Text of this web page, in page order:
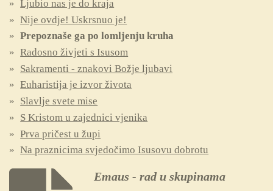
Ljubio nas je do kraja
Nije ovdje! Uskrsnuo je!
Prepoznaše ga po lomljenju kruha
Radosno živjeti s Isusom
Sakramenti - znakovi Božje ljubavi
Euharistija je izvor života
Slavlje svete mise
S Kristom u zajednici vjenika
Prva pričest u župi
Na praznicima svjedočimo Isusovu dobrotu
Emaus - rad u skupinama